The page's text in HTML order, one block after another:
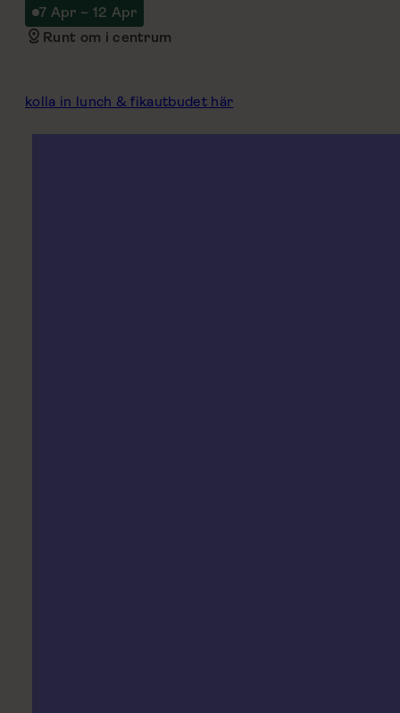
7 Apr – 12 Apr
Runt om i centrum
kolla in lunch & fikautbudet här